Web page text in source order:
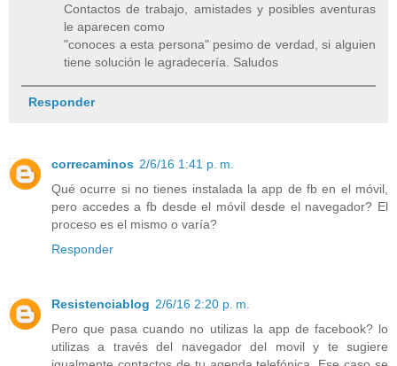
Contactos de trabajo, amistades y posibles aventuras
le aparecen como
"conoces a esta persona" pesimo de verdad, si alguien
tiene solución le agradecería. Saludos
Responder
correcaminos 2/6/16 1:41 p. m.
Qué ocurre si no tienes instalada la app de fb en el móvil,
pero accedes a fb desde el móvil desde el navegador? El
proceso es el mismo o varía?
Responder
Resistenciablog 2/6/16 2:20 p. m.
Pero que pasa cuando no utilizas la app de facebook? lo
utilizas a través del navegador del movil y te sugiere